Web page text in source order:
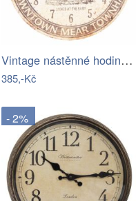
Vintage nástěnné hodiny s patinou Bacon…
385,-Kč
- 2%